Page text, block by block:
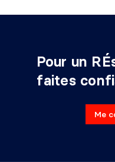
Pour un
faites
Me